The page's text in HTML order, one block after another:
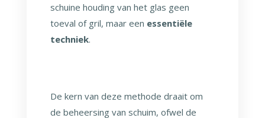
schuine houding van het glas geen
toeval of gril, maar een essentiële
techniek.
De kern van deze methode draait om
de beheersing van schuim, ofwel de